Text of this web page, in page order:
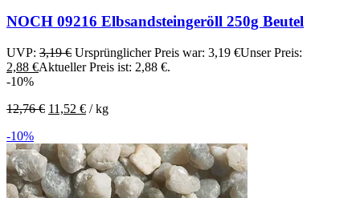
NOCH 09216 Elbsandsteingeröll 250g Beutel
UVP: 3,19€ Ursprünglicher Preis war: 3,19 €Unser Preis:
2,88 €Aktueller Preis ist: 2,88 €.
-10%
12,76€ 11,52 € /kg
-10%